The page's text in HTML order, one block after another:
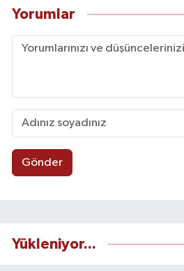
Yorumlar
Gönder
Yükleniyor...